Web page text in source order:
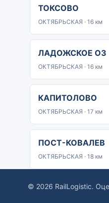
ТОКСОВО
ОКТЯБРЬСКАЯ · 16 км
ЛАДОЖСКОЕ ОЗ
ОКТЯБРЬСКАЯ · 16 км
КАПИТОЛОВО
ОКТЯБРЬСКАЯ · 17 км
ПОСТ-КОВАЛЕВ
ОКТЯБРЬСКАЯ · 18 км
© 2026 RailLogistic.